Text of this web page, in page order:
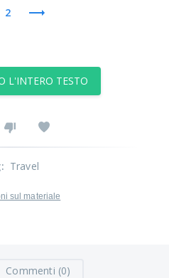
2
L'INTERO TESTO
: Travel
sul materiale
Commenti (0)